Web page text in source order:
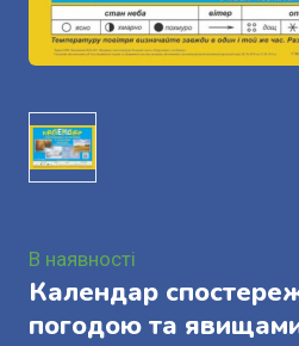
В наявності
Календар
погодою та